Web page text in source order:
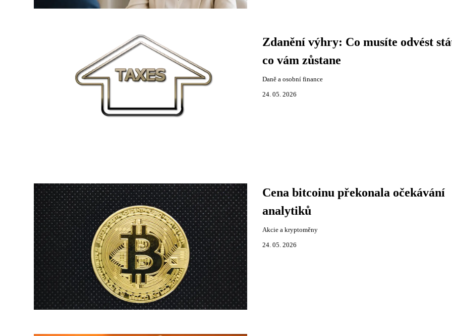
Zdanění výhry: Co musíte odvést
co vám zůstane
Daně a osobní finance
24. 05. 2026
Cena bitcoinu překonala očekávání
analytiků
Akcie a kryptoměny
24. 05. 2026